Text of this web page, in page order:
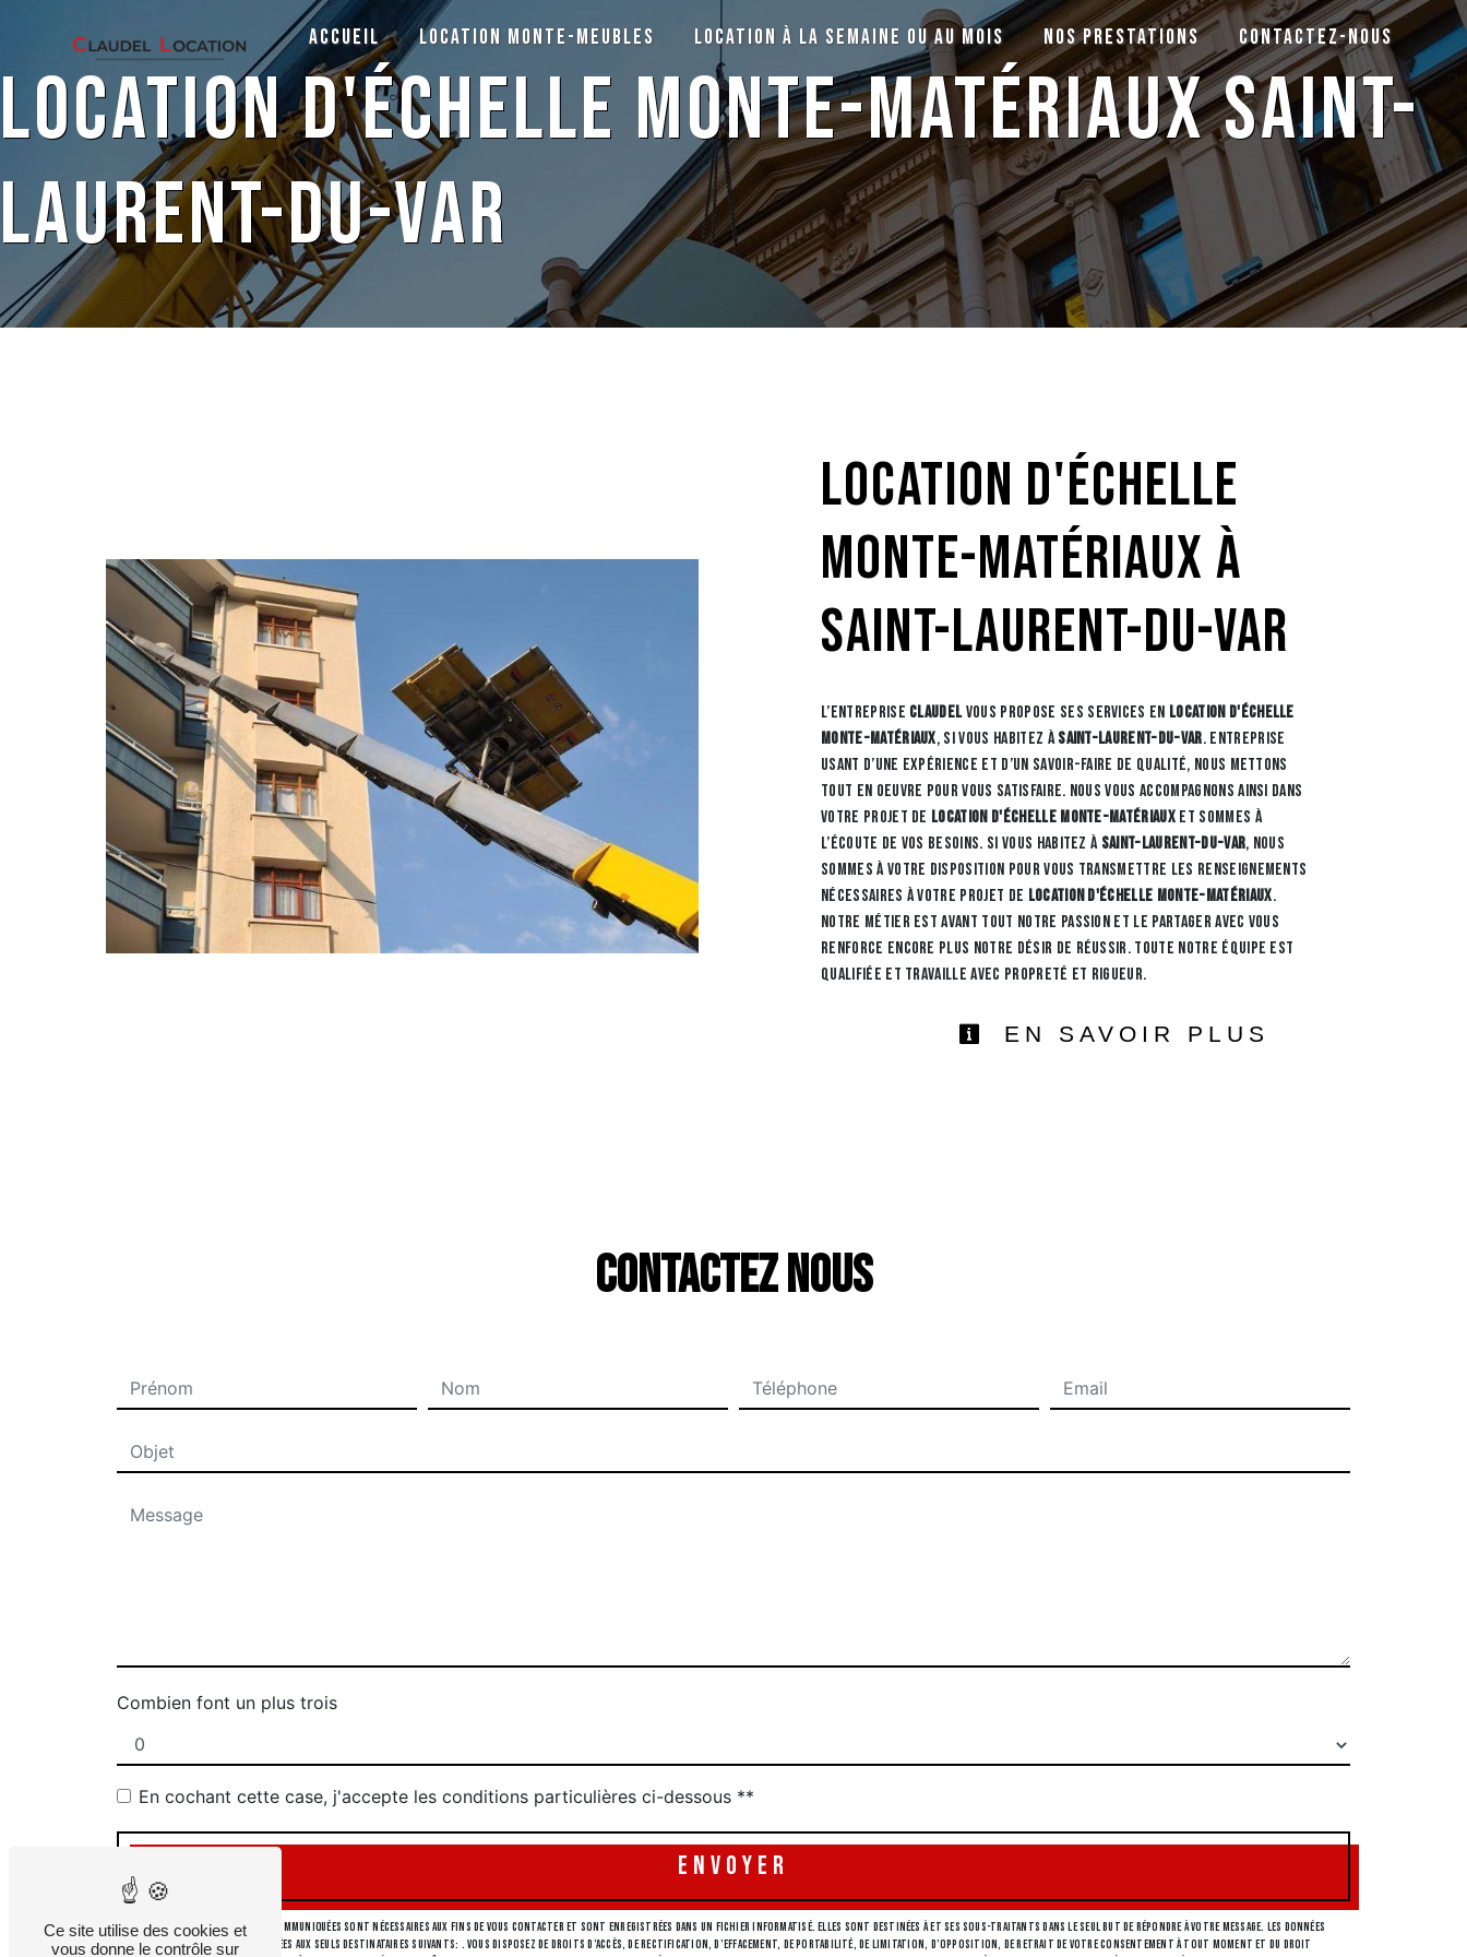
Accueil Location monte-meubles Location à la semaine ou au mois Nos prestations Contactez-nous
location d'échelle monte-matériaux Saint-
Laurent-du-Var
location d'échelle
monte-matériaux à
Saint-Laurent-du-Var
L’entreprise CLAUDELvous propose ses services en location d'échelle
monte-matériaux, si vous habitez àSaint-Laurent-du-Var. Entreprise
usant d’une expérience et d’un savoir-faire de qualité, nous mettons
tout en oeuvre pour vous satisfaire. Nous vous accompagnons ainsi dans
votre projet de location d'échelle monte-matériaux et sommes à
l’écoute de vos besoins. Si vous habitez à Saint-Laurent-du-Var, nous
sommes à votre disposition pour vous transmettre les renseignements
nécessaires à votre projet de location d'échelle monte-matériaux.
Notre métier est avant tout notre passion et le partager avec vous
renforce encore plus notre désir de réussir. Toute notre équipe est
qualifiée et travaille avec propreté et rigueur.
EN SAVOIR PLUS
Contactez nous
Combien font un plus trois
En cochant cette case, j'accepte les conditions particulières ci-dessous **
ENVOYER
** Les données personnelles communiquées sont nécessaires aux fins de vous contacter et sont enregistrées dans un fichier informatisé. Elles sont destinées à et ses sous-traitants dans le seul but de répondre à votre message. Les données
collectées seront communiquées aux seuls destinataires suivants: . Vous disposez de droits d’accès, de rectification, d’effacement, de portabilité, de limitation, d’opposition, de retrait de votre consentement à tout moment et du droit
Ce site utilise des cookies et
vous donne le contrôle sur